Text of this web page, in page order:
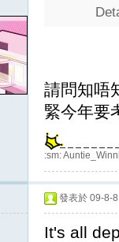
請問知唔
緊今年要
:sm:
發表於 09-8-
It's all